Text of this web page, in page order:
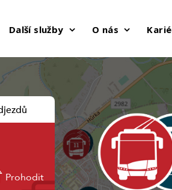
Další služby O nás
Prohodit